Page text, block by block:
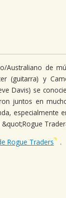
Australiano de
(guitarra) y
Davis) se
juntos en
especialmente
Rogue Traders .